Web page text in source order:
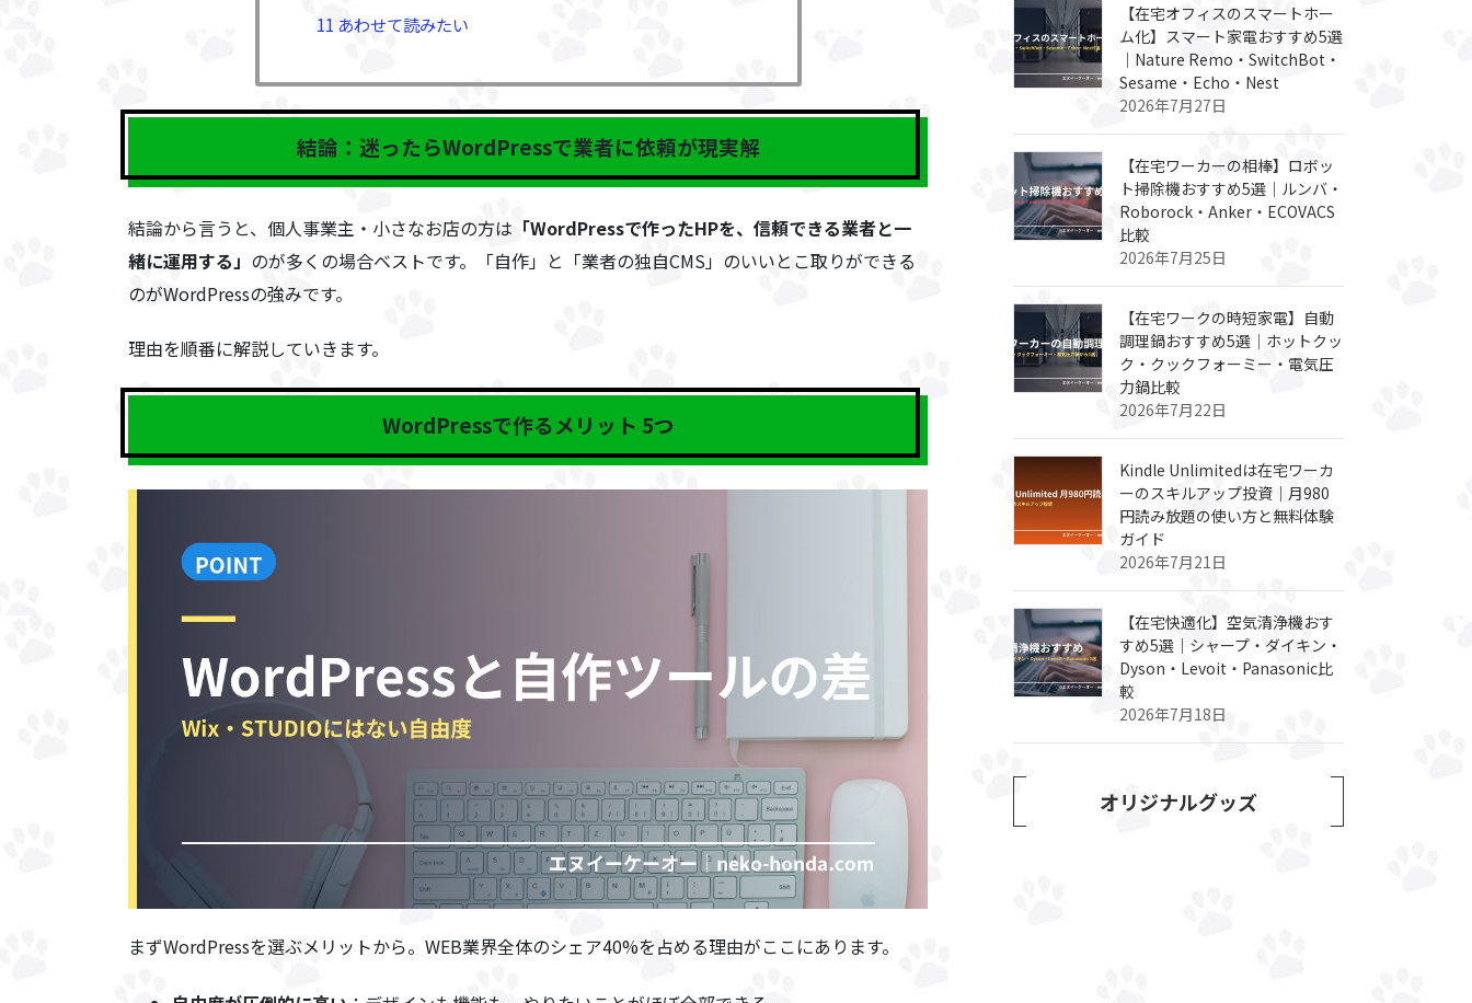
11 あわせて読みたい
結論：迷ったらWordPressで業者に依頼が現実解
結論から言うと、個人事業主・小さなお店の方は 「WordPressで作ったHPを、信頼できる業者と一
緒に運用する」 のが多くの場合ベストです。「自作」と「業者の独自CMS」のいいとこ取りができる
のがWordPressの強みです。
理由を順番に解説していきます。
WordPressで作るメリット 5つ
まずWordPressを選ぶメリットから。WEB業界全体のシェア40%を占める理由がここにあります。
【在宅オフィスのスマートホー
ム化】スマート家電おすすめ5選
｜Nature Remo・SwitchBot・
Sesame・Echo・Nest
2026年7月27日
【在宅ワーカーの相棒】ロボッ
ト掃除機おすすめ5選｜ルンバ・
Roborock・Anker・ECOVACS
比較
2026年7月25日
【在宅ワークの時短家電】自動
調理鍋おすすめ5選｜ホットクッ
ク・クックフォーミー・電気圧
力鍋比較
2026年7月22日
Kindle Unlimitedは在宅ワーカ
ーのスキルアップ投資｜月980
円読み放題の使い方と無料体験
ガイド
2026年7月21日
【在宅快適化】空気清浄機おす
すめ5選｜シャープ・ダイキン・
Dyson・Levoit・Panasonic比
較
2026年7月18日
オリジナルグッズ